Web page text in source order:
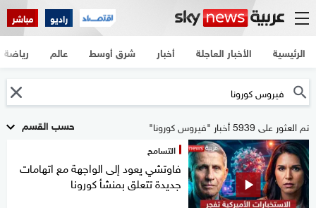
راديو مباشر
الرئيسية الأخبار العاجلة أخبار شرق أوسط عالم رياضة
حسب القسم تم العثور على 5939 أخبار "فيروس كورونا"
التسامح
فاوتشي يعود إلى الواجهة مع اتهامات
جديدة تتعلق بمنشأ كورونا